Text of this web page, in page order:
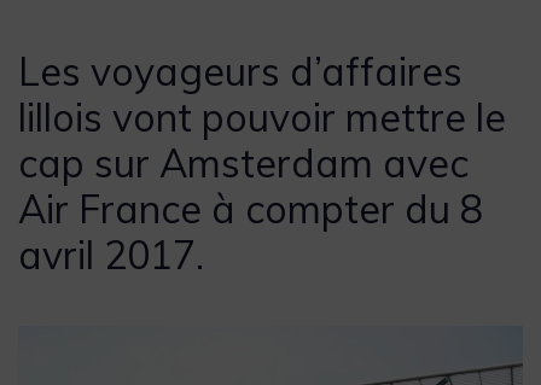
Les voyageurs d’affaires
lillois vont pouvoir mettre le
cap sur Amsterdam avec
Air France à compter du 8
avril 2017.